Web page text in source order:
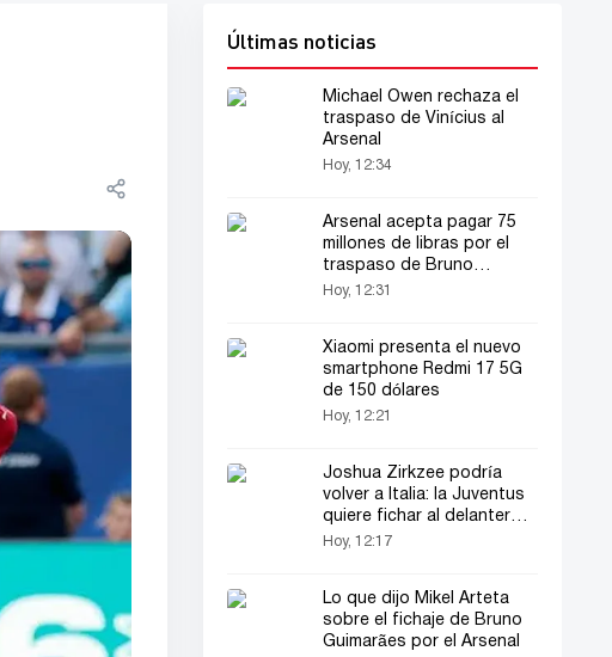
Últimas noticias
Michael Owen rechaza el
traspaso de Vinícius al
Arsenal
Hoy, 12:34
Arsenal acepta pagar 75
millones de libras por el
traspaso de Bruno
Guimarães
Hoy, 12:31
Xiaomi presenta el nuevo
smartphone Redmi 17 5G
de 150 dólares
Hoy, 12:21
Joshua Zirkzee podría
volver a Italia: la Juventus
quiere fichar al delantero
como cedido
Hoy, 12:17
Lo que dijo Mikel Arteta
sobre el fichaje de Bruno
Guimarães por el Arsenal